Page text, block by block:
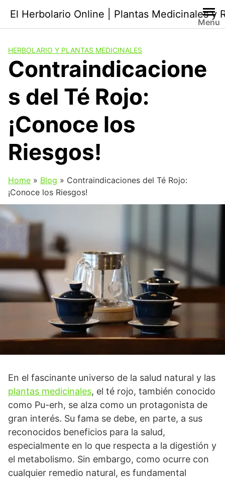
contenido
El Herbolario Online | Plantas Medicinales y
Menu
HERBOLARIO Y PLANTAS MEDICINALES
Contraindicacione
s del Té Rojo:
¡Conoce los
Riesgos!
Home » Blog » Contraindicaciones del Té Rojo:
¡Conoce los Riesgos!
En el fascinante universo de la salud natural y las
plantas medicinales, el té rojo, también conocido
como Pu-erh, se alza como un protagonista de
gran interés. Su fama se debe, en parte, a sus
reconocidos beneficios para la salud,
especialmente en lo que respecta a la digestión y
el metabolismo. Sin embargo, como ocurre con
cualquier remedio natural, es fundamental